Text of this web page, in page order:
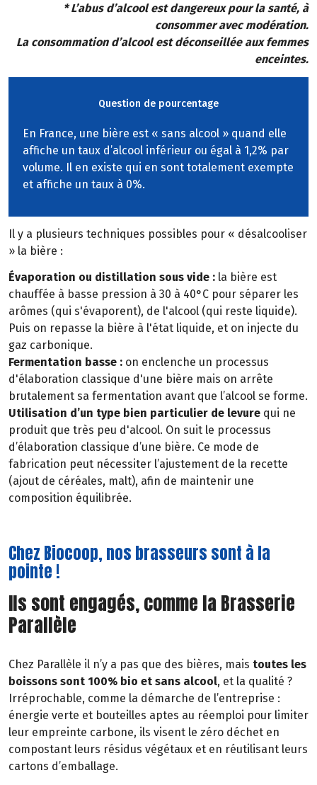
* L’abus d’alcool est dangereux pour la santé, à
consommer avec modération.
La consommation d’alcool est déconseillée aux femmes
enceintes.
Question de pourcentage
En France, une bière est « sans alcool » quand elle
affiche un taux d’alcool inférieur ou égal à 1,2% par
volume. Il en existe qui en sont totalement exempte
et affiche un taux à 0%.
Il y a plusieurs techniques possibles pour « désalcooliser
» la bière :
Évaporation ou distillation sous vide : la bière est
chauffée à basse pression à 30 à 40°C pour séparer les
arômes (qui s'évaporent), de l'alcool (qui reste liquide).
Puis on repasse la bière à l'état liquide, et on injecte du
gaz carbonique.
Fermentation basse : on enclenche un processus
d'élaboration classique d'une bière mais on arrête
brutalement sa fermentation avant que l’alcool se forme.
Utilisation d’un type bien particulier de levure qui ne
produit que très peu d'alcool. On suit le processus
d’élaboration classique d’une bière. Ce mode de
fabrication peut nécessiter l’ajustement de la recette
(ajout de céréales, malt), afin de maintenir une
composition équilibrée.
Chez Biocoop, nos brasseurs sont à la
pointe !
Ils sont engagés, comme la Brasserie
Parallèle
Chez Parallèle il n’y a pas que des bières, mais toutes les
boissons sont 100% bio et sans alcool, et la qualité ?
Irréprochable, comme la démarche de l’entreprise :
énergie verte et bouteilles aptes au réemploi pour limiter
leur empreinte carbone, ils visent le zéro déchet en
compostant leurs résidus végétaux et en réutilisant leurs
cartons d’emballage.